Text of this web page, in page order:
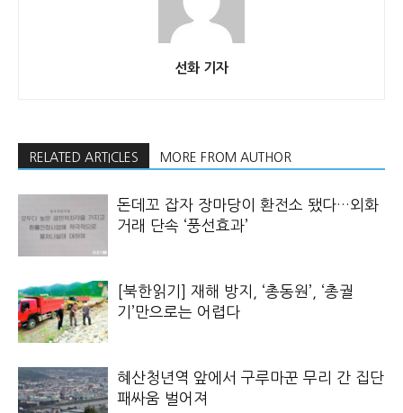
선화 기자
RELATED ARTICLES MORE FROM AUTHOR
돈데꼬 잡자 장마당이 환전소 됐다…외화
거래 단속 ‘풍선효과’
[북한읽기] 재해 방지, ‘총동원’, ‘총궐
기’만으로는 어렵다
혜산청년역 앞에서 구루마꾼 무리 간 집단
패싸움 벌어져